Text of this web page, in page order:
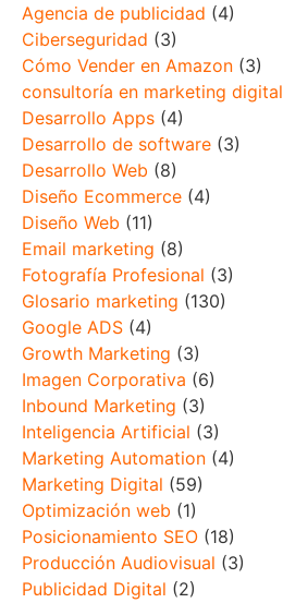
Agencia de publicidad (4)
Ciberseguridad (3)
Cómo Vender en Amazon (3)
consultoría en marketing digital
Desarrollo Apps (4)
Desarrollo de software (3)
Desarrollo Web (8)
Diseño Ecommerce (4)
Diseño Web (11)
Email marketing (8)
Fotografía Profesional (3)
Glosario marketing (130)
Google ADS (4)
Growth Marketing (3)
Imagen Corporativa (6)
Inbound Marketing (3)
Inteligencia Artificial (3)
Marketing Automation (4)
Marketing Digital (59)
Optimización web (1)
Posicionamiento SEO (18)
Producción Audiovisual (3)
Publicidad Digital (2)